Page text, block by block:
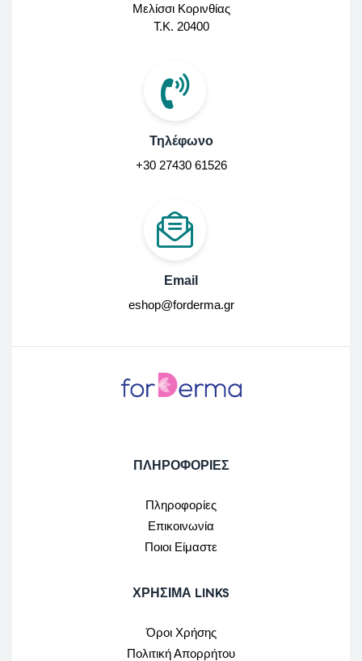
Μελίσσι Κορινθίας
Τ.Κ. 20400
Τηλέφωνο
+30 27430 61526
Email
eshop@forderma.gr
ΠΛΗΡΟΦΟΡΙΕΣ
Πληροφορίες
Επικοινωνία
Ποιοι Είμαστε
ΧΡΉΣΙΜΑ LINKS
Όροι Χρήσης
Πολιτική Απορρήτου